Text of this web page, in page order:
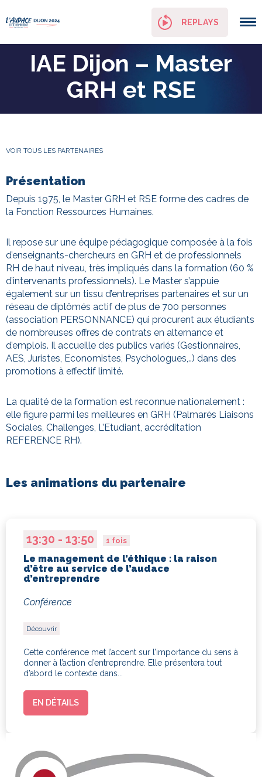
REPLAYS
IAE Dijon – Master
GRH et RSE
VOIR TOUS LES PARTENAIRES
Présentation
Depuis 1975, le Master GRH et RSE forme des cadres de
la Fonction Ressources Humaines.
Il repose sur une équipe pédagogique composée à la fois
d’enseignants-chercheurs en GRH et de professionnels
RH de haut niveau, très impliqués dans la formation (60 %
d’intervenants professionnels). Le Master s’appuie
également sur un tissu d’entreprises partenaires et sur un
réseau de diplômés actif de plus de 700 personnes
(association PERSONNANCE) qui procurent aux étudiants
de nombreuses offres de contrats en alternance et
d’emplois. Il accueille des publics variés (Gestionnaires,
AES, Juristes, Economistes, Psychologues,..) dans des
promotions à effectif limité.
La qualité de la formation est reconnue nationalement :
elle figure parmi les meilleures en GRH (Palmarès Liaisons
Sociales, Challenges, L’Etudiant, accréditation
REFERENCE RH).
Les animations du partenaire
13:30 - 13:50 1 fois
Le management de l’éthique : la raison
d’être au service de l’audace
d’entreprendre
Conférence
Découvrir
Cette conférence met l’accent sur l’importance du sens à
donner à l’action d’entreprendre. Elle présentera tout
d’abord le contexte dans...
EN DÉTAILS